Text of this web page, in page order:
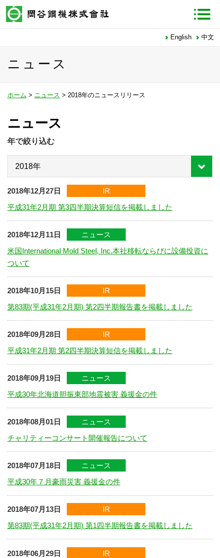
English 中文
ニュース
ホーム > ニュース > 2018年のニュースリリース
ニュース
年で絞り込む
2018年12月27日
IR
平成31年2月期 第3四半期決算短信を掲載しました
2018年12月11日
ニュース
米国International Mold Steel, Inc.本社移転ならびに設備投資に
ついて
2018年10月15日
IR
第83期(平成31年2月期) 第2四半期報告書を掲載しました
2018年09月28日
IR
平成31年2月期 第2四半期決算短信を掲載しました
2018年09月19日
ニュース
平成30年北海道胆振東部地震被害 義援金の件
2018年08月01日
ニュース
チャリティーコンサート開催報告について
2018年07月18日
ニュース
平成30年７月豪雨災害 義援金の件
2018年07月13日
IR
第83期(平成31年2月期) 第1四半期報告書を掲載しました
2018年06月29日
IR